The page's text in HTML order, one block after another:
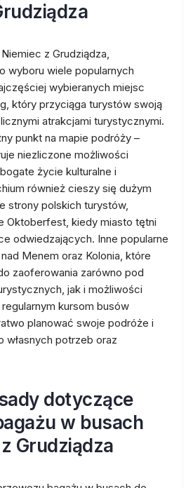
z Grudziądza,
wyboru wiele popularnych
wybieranych miejsc
który przyciąga turystów swoją
atrakcjami turystycznymi.
punkt na mapie podróży –
niezliczone możliwości
życie kulturalne i
również cieszy się dużym
strony polskich turystów,
Oktoberfest, kiedy miasto tętni
odwiedzających. Inne popularne
Menem oraz Kolonia, które
zaoferowania zarówno pod
jak i możliwości
kursom busów
planować swoje podróże i
potrzeb oraz
dotyczące
w busach
Grudziądza